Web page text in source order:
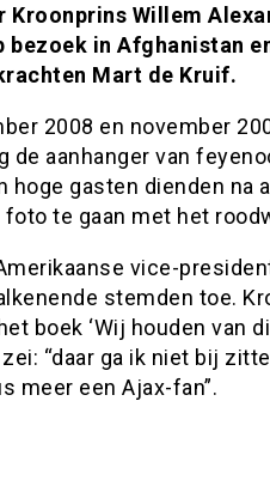
Willem
bezoek in Afghanistan
Mart de Kruif.
2008 en november
aanhanger van
gasten dienden na
te gaan met het
vice-
stemden toe.
boek ‘Wij houden van
“daar ga ik niet bij
meer een Ajax-fan”.